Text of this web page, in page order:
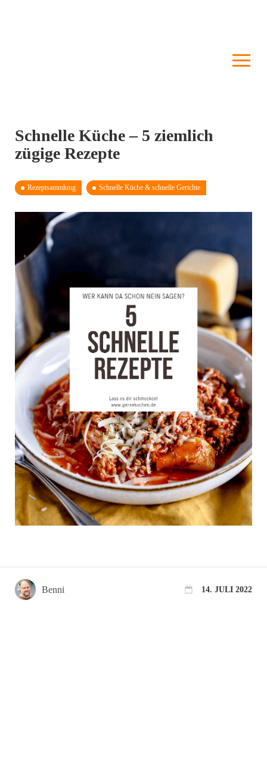
Schnelle Küche – 5 ziemlich
zügige Rezepte
Rezeptsammlung Schnelle Küche & schnelle Gerichte
Benni 14. JULI 2022